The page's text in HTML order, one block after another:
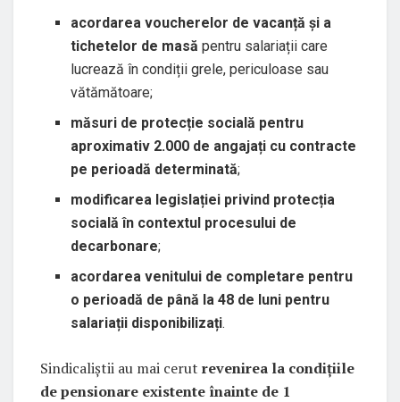
acordarea voucherelor de vacanță și a
tichetelor de masă pentru salariații care
lucrează în condiții grele, periculoase sau
vătămătoare;
măsuri de protecție socială pentru
aproximativ 2.000 de angajați cu contracte
pe perioadă determinată;
modificarea legislației privind protecția
socială în contextul procesului de
decarbonare;
acordarea venitului de completare pentru
o perioadă de până la 48 de luni pentru
salariații disponibilizați.
Sindicaliștii au mai cerut revenirea la condițiile
de pensionare existente înainte de 1